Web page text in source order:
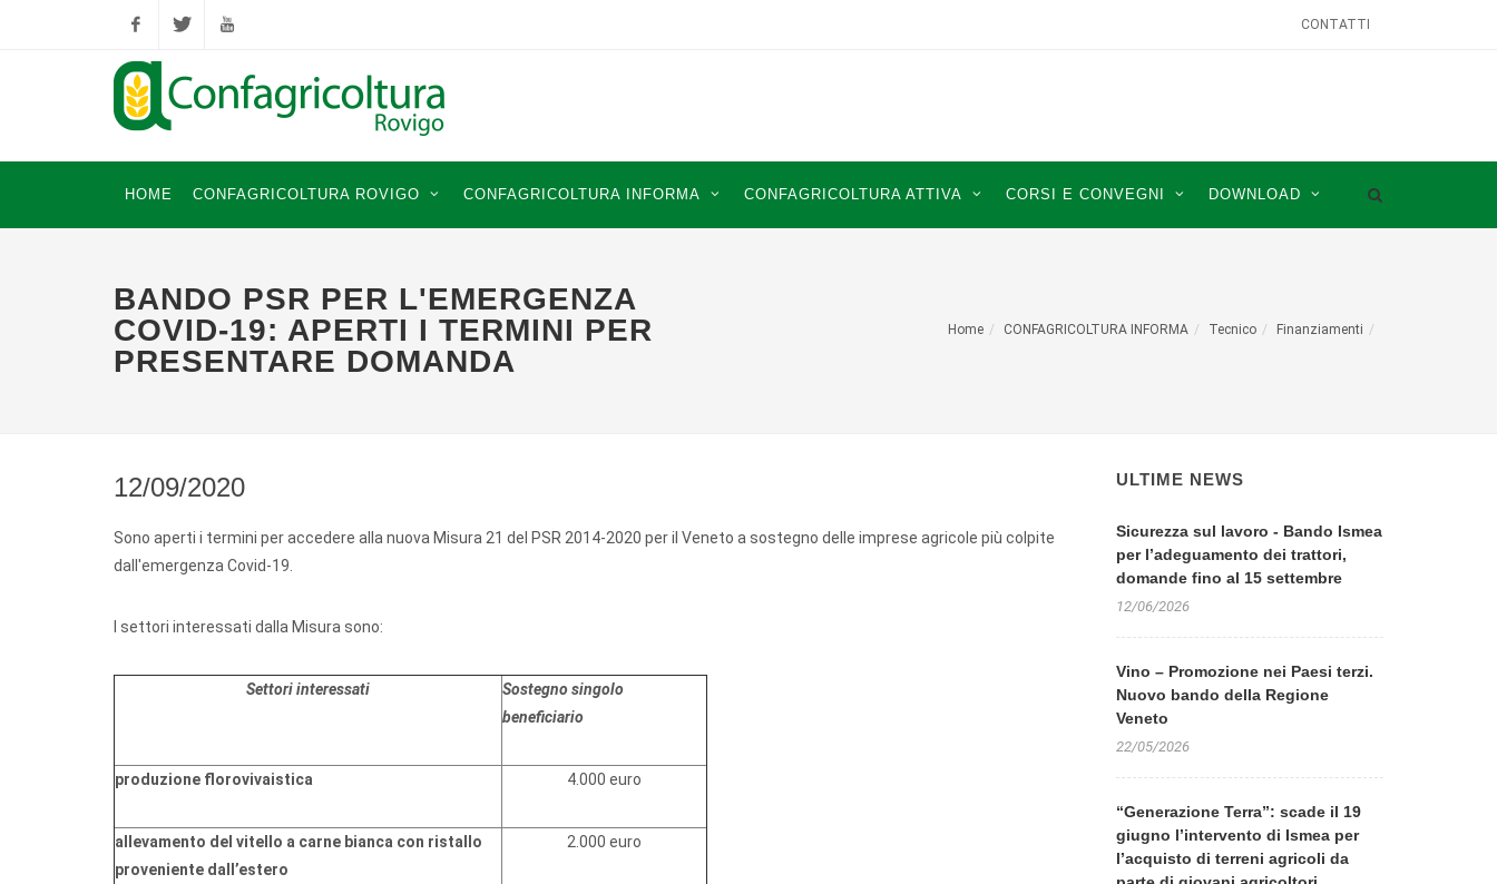
FacebookTwitter YouTube
CONTATTI
HOME CONFAGRICOLTURA ROVIGO CONFAGRICOLTURA INFORMA CONFAGRICOLTURA ATTIVA CORSI E CONVEGNI DOWNLOAD
BANDO PSR PER L'EMERGENZA
COVID-19: APERTI I TERMINI PER
PRESENTARE DOMANDA
Home CONFAGRICOLTURA INFORMA Tecnico Finanziamenti
12/09/2020
Sono aperti i termini per accedere alla nuova Misura 21 del PSR 2014-2020 per il Veneto a sostegno delle imprese agricole più colpite
dall'emergenza Covid-19.
I settori interessati dalla Misura sono:
Settori interessati
Sostegno singolo
beneficiario
produzione florovivaistica 4.000 euro
allevamento del vitello a carne bianca con ristallo
proveniente dall’estero
2.000 euro
ULTIME NEWS
Sicurezza sul lavoro - Bando Ismea
per l’adeguamento dei trattori,
domande fino al 15 settembre
12/06/2026
Vino – Promozione nei Paesi terzi.
Nuovo bando della Regione
Veneto
22/05/2026
“Generazione Terra”: scade il 19
giugno l’intervento di Ismea per
l’acquisto di terreni agricoli da